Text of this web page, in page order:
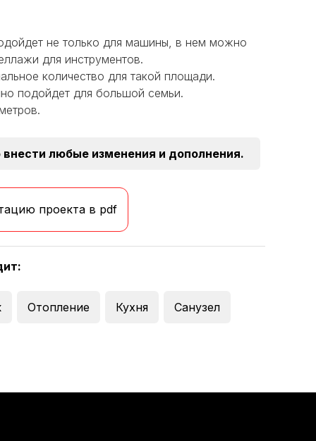
не только для машины, в нем можно
для инструментов.
количество для такой площади.
подойдет для большой семьи.
любые изменения и дополнения.
проекта в pdf
Отопление Кухня Санузел